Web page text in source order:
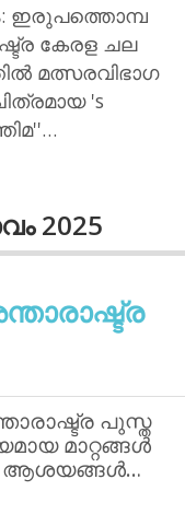
ഇരുപത്തൊമ്പ
കേരള ചല
മത്സരവിഭാഗ
's
2025
പുസ്ത
മാറ്റങ്ങള്‍
ആശയങ്ങള്‍…